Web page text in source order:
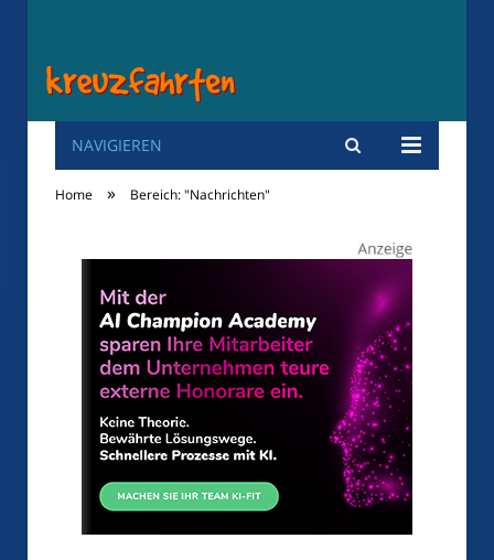
Kreuzfahrten
NAVIGIEREN
Home » Bereich: "Nachrichten"